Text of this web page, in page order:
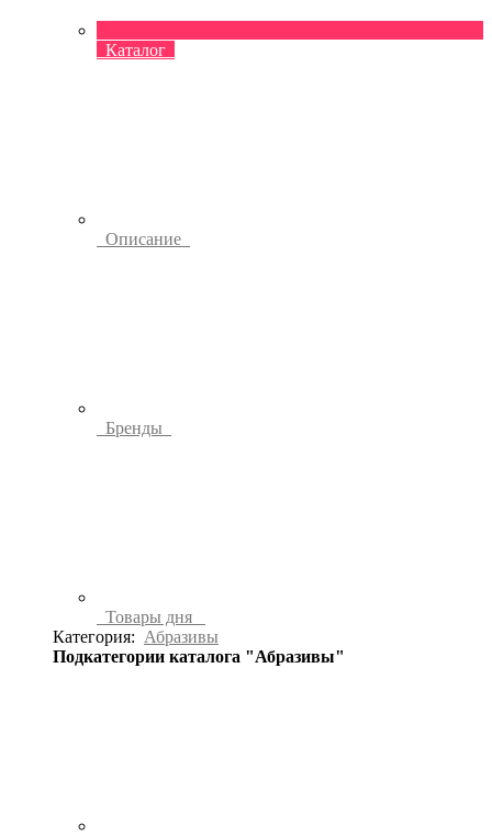
Каталог
Описание
Бренды
Товары дня
Категория: Абразивы
Подкатегории каталога "Абразивы"